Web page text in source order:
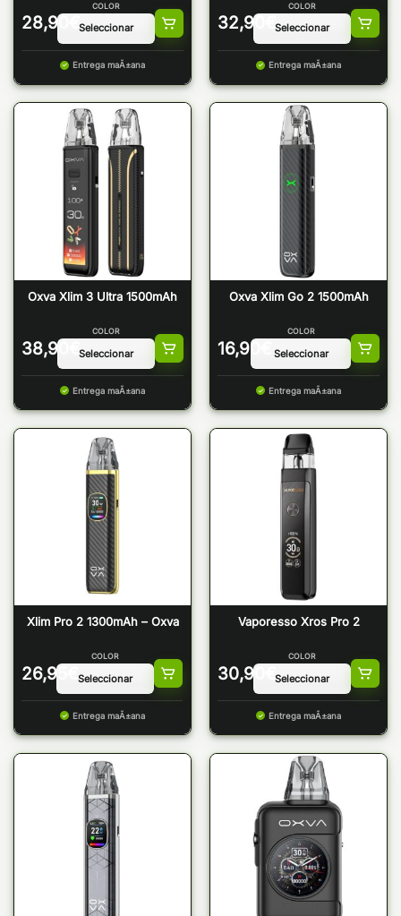
28,90 €
COLOR
Entrega maÃ±ana
32,90 €
COLOR
Entrega maÃ±ana
Oxva Xlim 3 Ultra 1500mAh
38,90 €
COLOR
Entrega maÃ±ana
Oxva Xlim Go 2 1500mAh
16,90
COLOR
Entrega maÃ±ana
Xlim Pro 2 1300mAh – Oxva
26,95
COLOR
Entrega maÃ±ana
Vaporesso Xros Pro 2
30,90 €
COLOR
Entrega maÃ±ana